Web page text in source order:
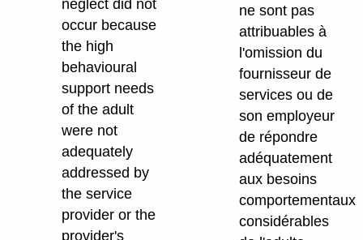
neglect did not
occur because
the high
behavioural
support needs
of the adult
were not
adequately
addressed by
the service
provider or the
provider's
ne sont pas
attribuables à
l'omission du
fournisseur de
services ou de
son employeur
de répondre
adéquatement
aux besoins
comportementaux
considérables